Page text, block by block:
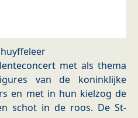
met als thema
van de koninklijke
en met in hun kielzog de
schot in de roos. De St-